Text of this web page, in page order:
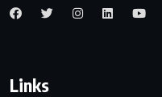
Links